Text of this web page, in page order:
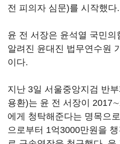
전 피의자 심문)를 시작했다.
윤 전 서장은 윤석열 국민
알려진 윤대진 법무연수원
이다.
지난 3일 서울중앙지검 반
용환)는 윤 전 서장이
에게 청탁해준다는 명목으
으로부터 1억3000만원을